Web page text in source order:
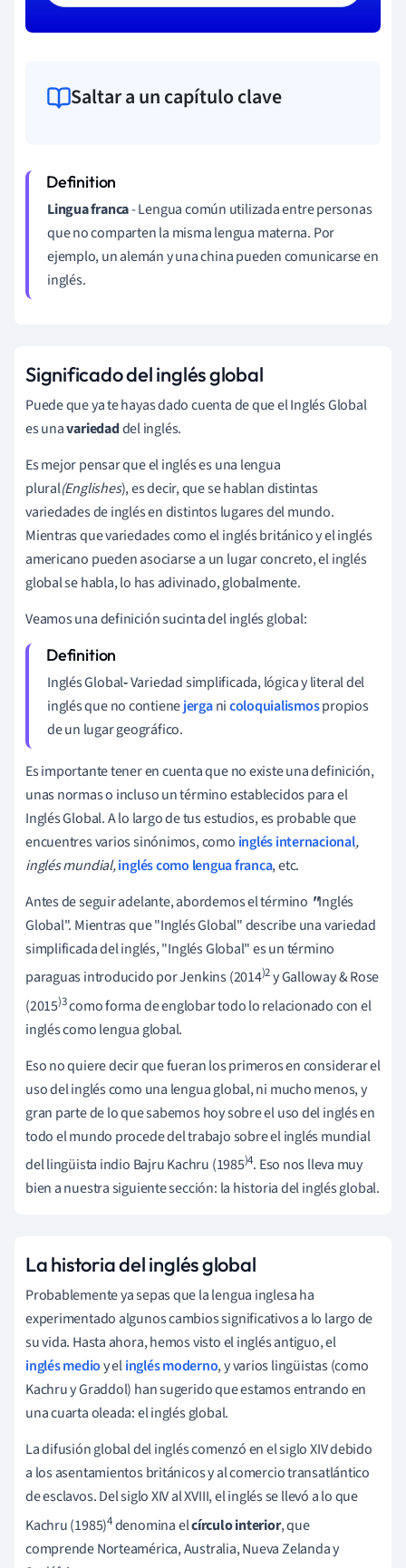
Saltar a un capítulo clave
Lingua franca- Lengua común utilizada entre personas
que no comparten la misma lengua materna. Por
ejemplo, un alemán y una china pueden comunicarse en
inglés.
Significado del inglés global
Puede que ya te hayas dado cuenta de que el Inglés Global
es unavariedaddel inglés.
Es mejor pensar que el inglés es una lengua
plural(Englishes), es decir, que se hablan distintas
variedades de inglés en distintos lugares del mundo.
Mientras que variedades como el inglés británico y el inglés
americano pueden asociarse a un lugar concreto, el inglés
global se habla, lo has adivinado, globalmente.
Veamos una definición sucinta del inglés global:
Inglés Global-Variedad simplificada, lógica y literal del
inglés que no contienejerganicoloquialismospropios
de un lugar geográfico.
Es importante tener en cuenta que no existe una definición,
unas normas o incluso un término establecidos para el
Inglés Global. A lo largo de tus estudios, es probable que
encuentres varios sinónimos, como inglés internacional,
inglés mundial,inglés como lengua franca, etc.
Antes de seguir adelante, abordemos el término "Inglés
Global". Mientras que "Inglés Global" describe una variedad
simplificada del inglés, "Inglés Global" es un término
paraguas introducido por Jenkins (2014)2y Galloway & Rose
(2015)3como forma de englobar todo lo relacionado con el
inglés como lengua global.
Eso no quiere decir que fueran los primeros en considerar el
uso del inglés como una lengua global, ni mucho menos, y
gran parte de lo que sabemos hoy sobre el uso del inglés en
todo el mundo procede del trabajo sobre el inglés mundial
del lingüista indio Bajru Kachru (1985)4. Eso nos lleva muy
bien a nuestra siguiente sección: la historia del inglés global.
La historia del inglés global
Probablemente ya sepas que la lengua inglesa ha
experimentado algunos cambios significativos a lo largo de
su vida. Hasta ahora, hemos visto el inglésantiguo, el
inglés medioy elinglés moderno, y varios lingüistas (como
Kachru y Graddol) han sugerido que estamos entrando en
una cuarta oleada: el inglés global.
La difusión global del inglés comenzó en el siglo XIV debido
a los asentamientos británicos y al comercio transatlántico
de esclavos. Del siglo XIV al XVIII, el inglés se llevó a lo que
Kachru (1985)4denomina elcírculo interior, que
comprende Norteamérica, Australia, Nueva Zelanda y